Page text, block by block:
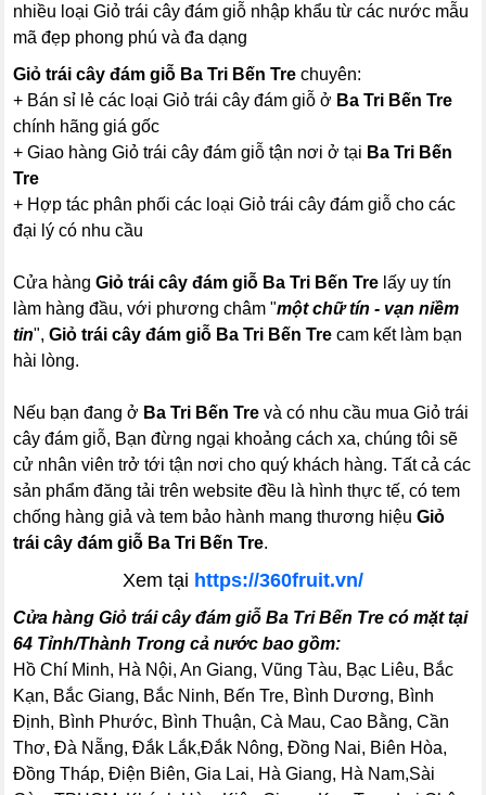
nhiều loại Giỏ trái cây đám giỗ nhập khẩu từ các nước mẫu
mã đẹp phong phú và đa dạng
Giỏ trái cây đám giỗ Ba Tri Bến Trechuyên:
+ Bán sỉ lẻ các loại Giỏ trái cây đám giỗ ở Ba Tri Bến Tre
chính hãng giá gốc
+ Giao hàng Giỏ trái cây đám giỗ tận nơi ở tại Ba Tri Bến
Tre
+ Hợp tác phân phối các loại Giỏ trái cây đám giỗ cho các
đại lý có nhu cầu
Cửa hàngGiỏ trái cây đám giỗ Ba Tri Bến Tre lấy uy tín
làm hàng đầu, với phương châm "một chữ tín - vạn niềm
tin",Giỏ trái cây đám giỗ Ba Tri Bến Tre cam kết làm bạn
hài lòng.
Nếu bạn đang ở Ba Tri Bến Tre và có nhu cầu mua Giỏ trái
cây đám giỗ, Bạn đừng ngại khoảng cách xa, chúng tôi sẽ
cử nhân viên trở tới tận nơi cho quý khách hàng. Tất cả các
sản phẩm đăng tải trên website đều là hình thực tế, có tem
chống hàng giả và tem bảo hành mang thương hiệuGiỏ
trái cây đám giỗ Ba Tri Bến Tre.
Xem tại https://360fruit.vn/
Cửa hàng Giỏ trái cây đám giỗ Ba Tri Bến Tre có mặt tại
64 Tỉnh/Thành Trong cả nước bao gồm:
Hồ Chí Minh, Hà Nội, An Giang, Vũng Tàu, Bạc Liêu, Bắc
Kạn, Bắc Giang, Bắc Ninh, Bến Tre, Bình Dương, Bình
Định, Bình Phước, Bình Thuận, Cà Mau, Cao Bằng, Cần
Thơ, Đà Nẵng, Đắk Lắk,Đắk Nông, Đồng Nai, Biên Hòa,
Đồng Tháp, Điện Biên, Gia Lai, Hà Giang, Hà Nam,Sài